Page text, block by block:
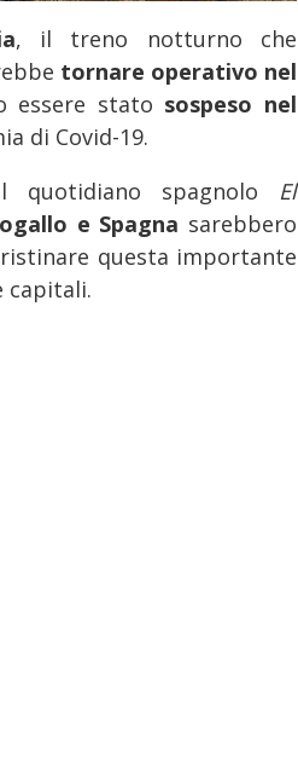
, il treno notturno che
tornare operativo nel
essere stato sospeso nel
di Covid-19.
quotidiano spagnolo El
e Spagna sarebbero
questa importante
capitali.